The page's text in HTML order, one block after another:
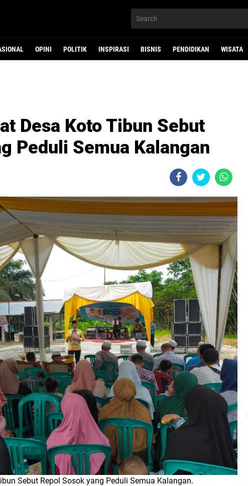
OPINI POLITIK INSPIRASI BISNIS PENDIDIKAN WISATA
Desa Koto Tibun Sebut
Peduli Semua Kalangan
Sebut Repol Sosok yang Peduli Semua Kalangan.